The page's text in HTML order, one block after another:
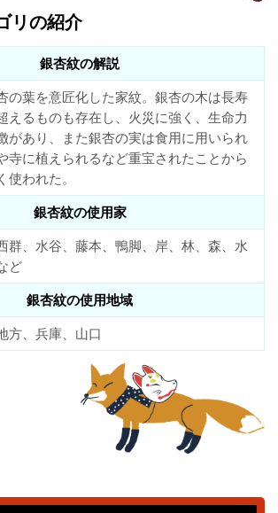
リの紹介
銀杏紋の解説
の葉を意匠化した家紋。銀杏の木は長寿
えるものも存在し、火災に強く、生命力
があり、また銀杏の実は食用に用いられ
寺に植えられるなど重宝されたことから
われた。
銀杏紋の使用家
群、水谷、藤本、鴨脚、岸、林、森、水
ど
銀杏紋の使用地域
方、兵庫、山口